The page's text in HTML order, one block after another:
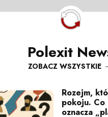
Polexit
ZOBACZ WSZYSTKIE
Rozejm,
pokoju. Co
oznacza